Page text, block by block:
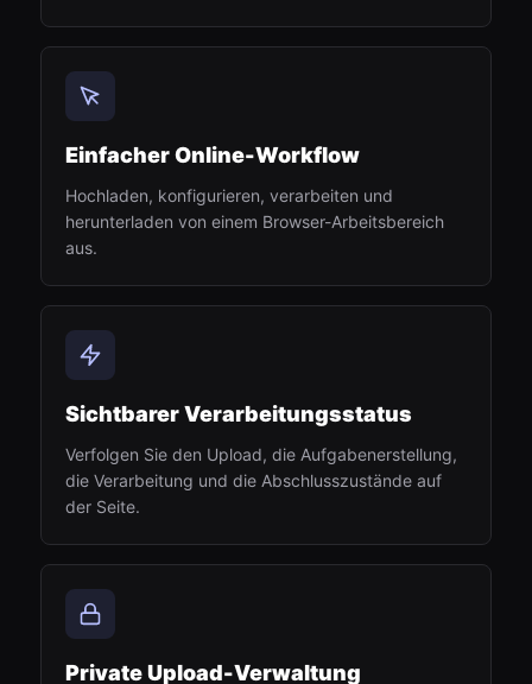
Einfacher Online-Workflow
Hochladen, konfigurieren, verarbeiten und
herunterladen von einem Browser-Arbeitsbereich
aus.
Sichtbarer Verarbeitungsstatus
Verfolgen Sie den Upload, die Aufgabenerstellung,
die Verarbeitung und die Abschlusszustände auf
der Seite.
Private Upload-Verwaltung